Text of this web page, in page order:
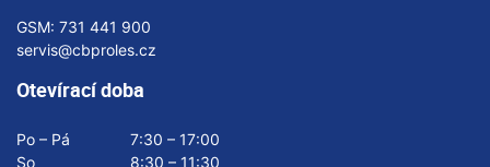
GSM: 731 441 900
servis@cbproles.cz
Otevírací doba
Po – Pá
7:30 – 17:00
So
8:30 – 11:30